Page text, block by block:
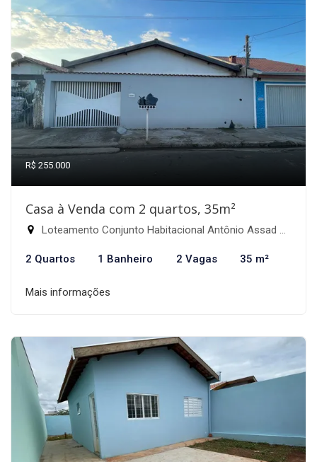
R$ 255.000
Casa à Venda com 2 quartos, 35m²
Loteamento Conjunto Habitacional Antônio Assad Alcici, Itapira-SP
2 Quartos 1 Banheiro 2 Vagas 35 m²
Mais informações